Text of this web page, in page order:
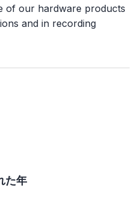
of our hardware products
and in recording
た年